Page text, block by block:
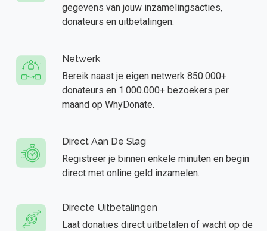
gegevens van jouw inzamelingsacties,
donateurs en uitbetalingen.
Netwerk
Bereik naast je eigen netwerk 850.000+
donateurs en 1.000.000+ bezoekers per
maand op WhyDonate.
Direct Aan De Slag
Registreer je binnen enkele minuten en begin
direct met online geld inzamelen.
Directe Uitbetalingen
Laat donaties direct uitbetalen of wacht op de